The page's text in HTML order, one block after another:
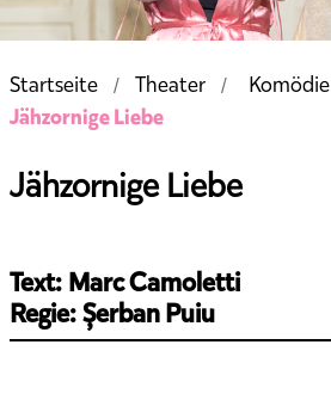
Startseite Theater Komödie
Jähzornige Liebe
Jähzornige Liebe
Text: Marc Camoletti
Regie: Șerban Puiu